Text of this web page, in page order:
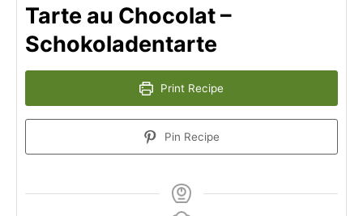
Tarte au Chocolat –
Schokoladentarte
Print Recipe
Pin Recipe